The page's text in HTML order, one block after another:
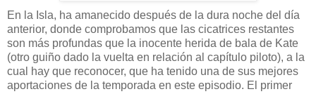
En la Isla, ha amanecido después de la dura noche del día
anterior, donde comprobamos que las cicatrices restantes
son más profundas que la inocente herida de bala de Kate
(otro guiño dado la vuelta en relación al capítulo piloto), a la
cual hay que reconocer, que ha tenido una de sus mejores
aportaciones de la temporada en este episodio. El primer